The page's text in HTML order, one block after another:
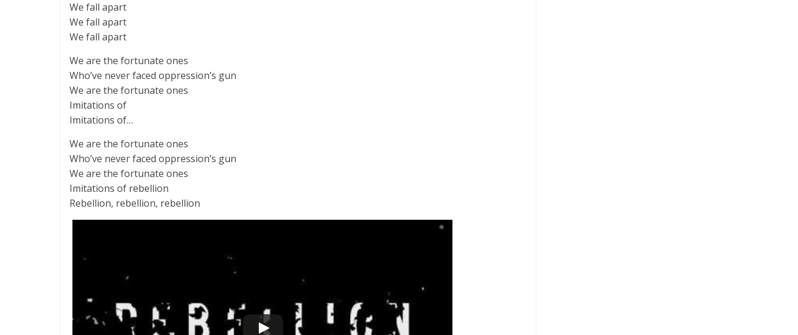
We fall apart
We fall apart
We fall apart
We are the fortunate ones
Who’ve never faced oppression’s gun
We are the fortunate ones
Imitations of
Imitations of…
We are the fortunate ones
Who’ve never faced oppression’s gun
We are the fortunate ones
Imitations of rebellion
Rebellion, rebellion, rebellion